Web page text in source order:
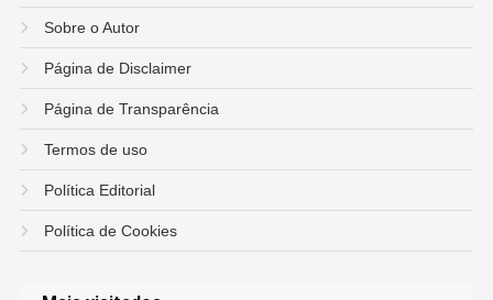
Sobre o Autor
Página de Disclaimer
Página de Transparência
Termos de uso
Política Editorial
Política de Cookies